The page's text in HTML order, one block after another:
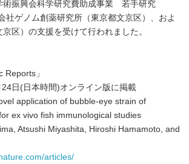
術振興会科学研究費助成事業 若手研究
社ゲノム創薬研究所（東京都文京区）、およ
区）の支援を受けて行われました。
Reports」
日(日本時間)オンライン版に掲載
application of bubble-eye strain of
ex vivo fish immunological studies
Atsushi Miyashita, Hiroshi Hamamoto, and
articles/